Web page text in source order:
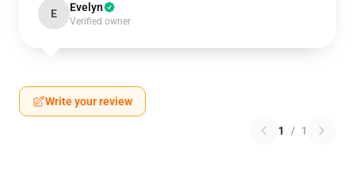
E Evelyn
Verified owner
Write your review
1 / 1